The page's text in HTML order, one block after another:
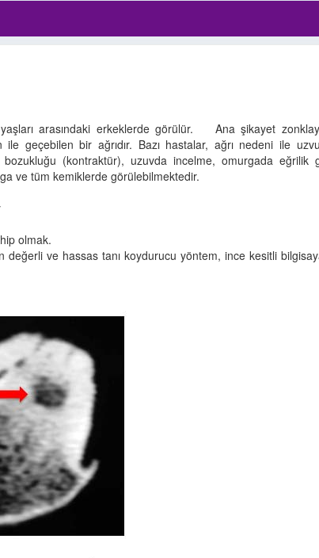
arasındaki erkeklerde görülür. Ana şikayet
geçebilen bir ağrıdır. Bazı hastalar, ağrı nedeni ile
bozukluğu (kontraktür), uzuvda incelme, omurgada eğrilik
ve tüm kemiklerde görülebilmektedir.
olmak.
ve hassas tanı koydurucu yöntem, ince kesitli